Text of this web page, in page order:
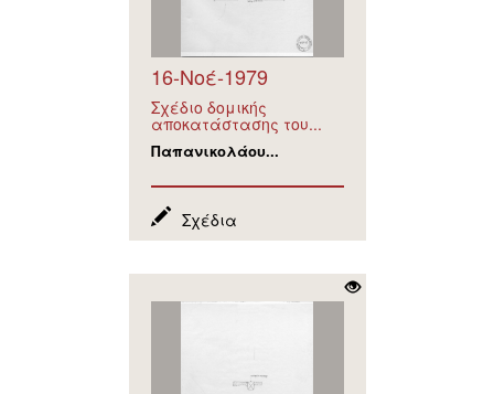
16-Νοέ-1979
Σχέδιο δομικής
αποκατάστασης του...
Παπανικολάου...
Σχέδια